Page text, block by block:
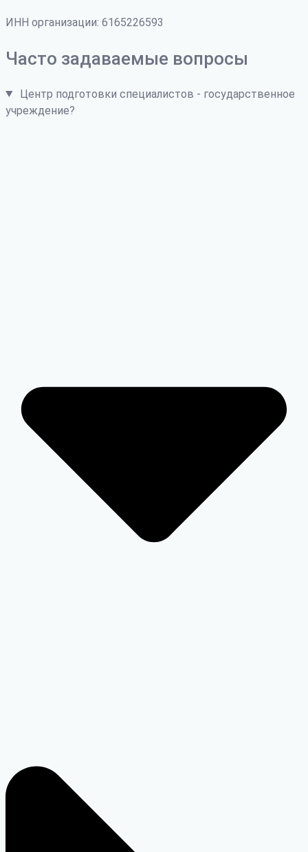
ИНН организации: 6165226593
Часто задаваемые вопросы
Центр подготовки специалистов - государственное
учреждение?